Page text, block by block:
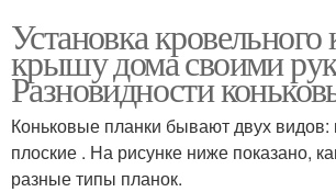
Установка кровельного
крышу дома своими
Разновидности
Коньковые планки бывают двух видов:
плоские . На рисунке ниже показано,
разные типы планок.